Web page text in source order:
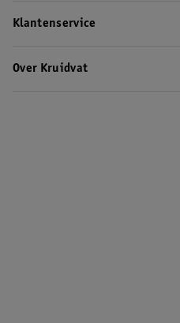
Klantenservice
Over Kruidvat